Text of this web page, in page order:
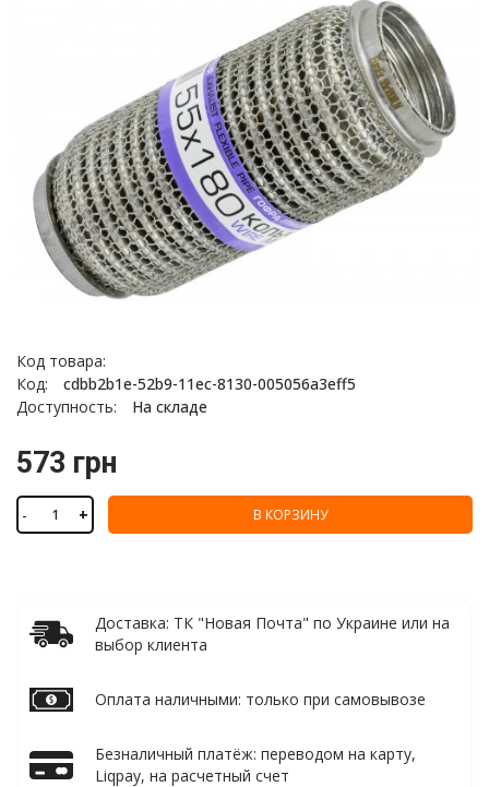
Код товара:
Код:
cdbb2b1e-52b9-11ec-8130-005056a3eff5
Доступность:
На складе
573 грн
- + В КОРЗИНУ
Доставка: ТК "Новая Почта" по Украине или на
выбор клиента
Оплата наличными: только при самовывозе
Безналичный платёж: переводом на карту,
Liqpay, на расчетный счет